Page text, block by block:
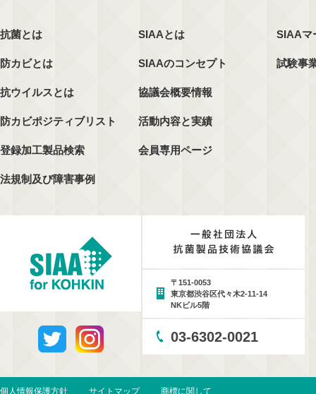
抗菌とは
防カビとは
抗ウイルスとは
防カビポジティブリスト
登録加工製品検索
法規制及び障害事例
SIAAとは
SIAAのコンセプト
協議会概要情報
活動内容と実績
会員専用ページ
SIAAマ
試験事
〒151-0053
東京都渋谷区代々木2-11-14
NKビル5階
03-6302-0021
個人情報保護方針 サイトマップ 商標に関して